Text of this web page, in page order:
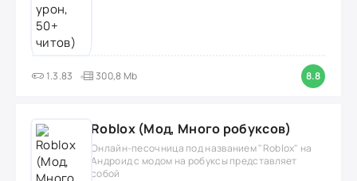
1.3.83 300,8 Mb 8.8
Roblox (Мод, Много робуксов)
Онлайн-песочница под названием "Roblox" на
Андроид с модом на робуксы представляет
собой